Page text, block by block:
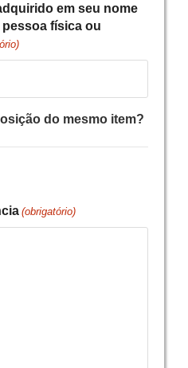
em seu nome
física ou
do mesmo item?
(obrigatório)